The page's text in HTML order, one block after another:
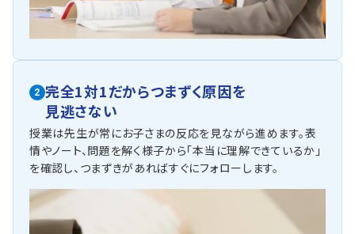
2 完全1対1だからつまずく原因を
見逃さない
授業は先生が常にお子さまの反応を見ながら進めます。表
情やノート、問題を解く様子から「本当に理解できているか」
を確認し、つまずきがあればすぐにフォローします。